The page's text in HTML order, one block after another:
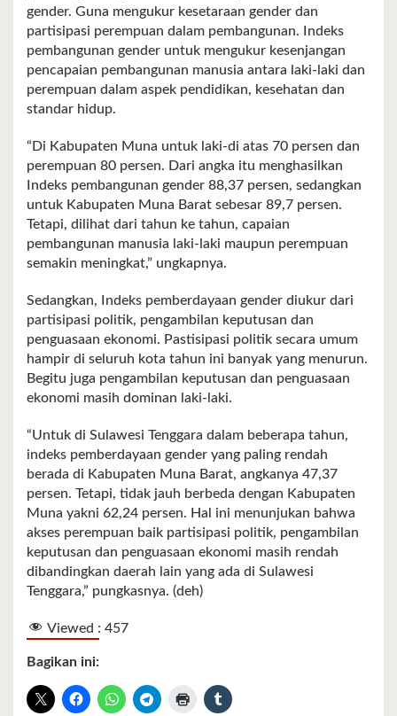
gender. Guna mengukur kesetaraan gender dan
partisipasi perempuan dalam pembangunan. Indeks
pembangunan gender untuk mengukur kesenjangan
pencapaian pembangunan manusia antara laki-laki dan
perempuan dalam aspek pendidikan, kesehatan dan
standar hidup.
“Di Kabupaten Muna untuk laki-di atas 70 persen dan
perempuan 80 persen. Dari angka itu menghasilkan
Indeks pembangunan gender 88,37 persen, sedangkan
untuk Kabupaten Muna Barat sebesar 89,7 persen.
Tetapi, dilihat dari tahun ke tahun, capaian
pembangunan manusia laki-laki maupun perempuan
semakin meningkat,” ungkapnya.
Sedangkan, Indeks pemberdayaan gender diukur dari
partisipasi politik, pengambilan keputusan dan
penguasaan ekonomi. Pastisipasi politik secara umum
hampir di seluruh kota tahun ini banyak yang menurun.
Begitu juga pengambilan keputusan dan penguasaan
ekonomi masih dominan laki-laki.
“Untuk di Sulawesi Tenggara dalam beberapa tahun,
indeks pemberdayaan gender yang paling rendah
berada di Kabupaten Muna Barat, angkanya 47,37
persen. Tetapi, tidak jauh berbeda dengan Kabupaten
Muna yakni 62,24 persen. Hal ini menunjukan bahwa
akses perempuan baik partisipasi politik, pengambilan
keputusan dan penguasaan ekonomi masih rendah
dibandingkan daerah lain yang ada di Sulawesi
Tenggara,” pungkasnya. (deh)
Viewed : 457
Bagikan ini: